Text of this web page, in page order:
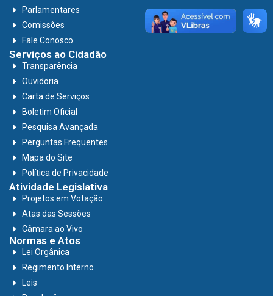
Parlamentares
Comissões
Fale Conosco
Serviços ao Cidadão
Transparência
Ouvidoria
Carta de Serviços
Boletim Oficial
Pesquisa Avançada
Perguntas Frequentes
Mapa do Site
Política de Privacidade
Atividade Legislativa
Projetos em Votação
Atas das Sessões
Câmara ao Vivo
Normas e Atos
Lei Orgânica
Regimento Interno
Leis